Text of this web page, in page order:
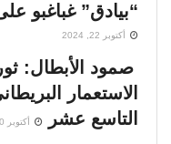
“بيادق” غباغبو
أكتوبر 22, 2024
صمود الأبطال:
الاستعمار
التاسع عشر
أكتوبر 20, 2024